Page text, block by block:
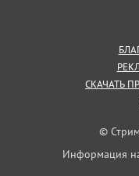
СКАЧАТЬ
©
Информация